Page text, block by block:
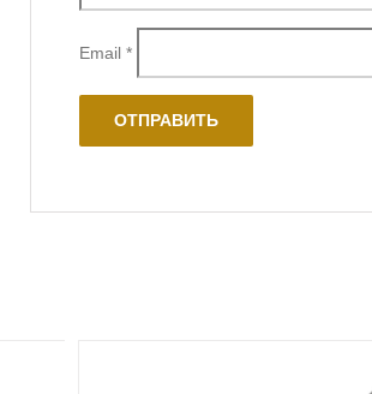
Email *